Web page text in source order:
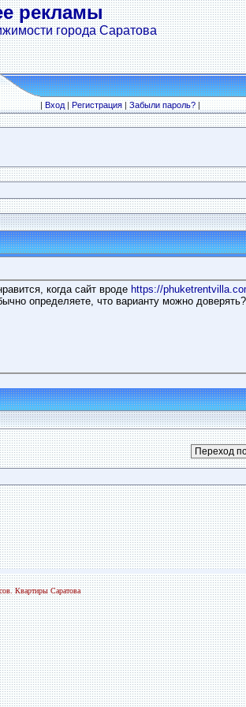
рекламы
города Саратова
|Вход|Регистрация|Забыли пароль?|
когда сайт вроде https://
определяете, что варианту можно доверять?
Квартиры Саратова